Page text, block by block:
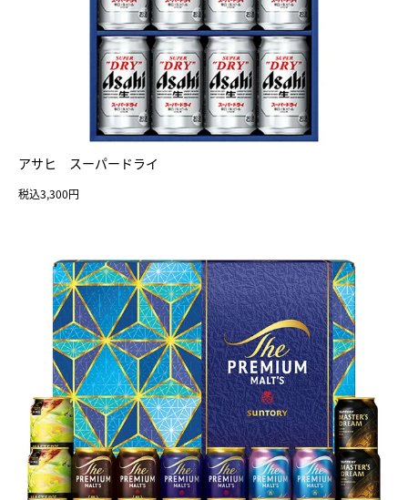
アサヒ スーパードライ
税込3,300円